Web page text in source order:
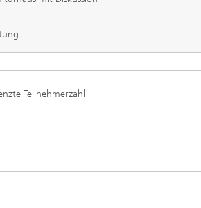
Teilnehmerzahl